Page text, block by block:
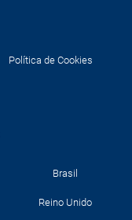
Política de Cookies
Brasil
Reino Unido